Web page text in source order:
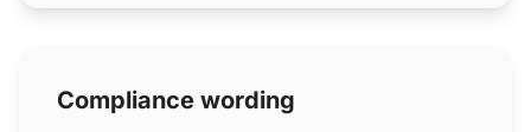
Compliance wording